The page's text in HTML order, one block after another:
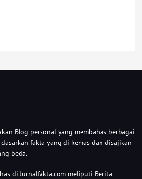
Blog personal yang membahas berbagai
fakta yang di kemas dan disajikan
beda.
di Jurnalfakta.com meliputi Berita